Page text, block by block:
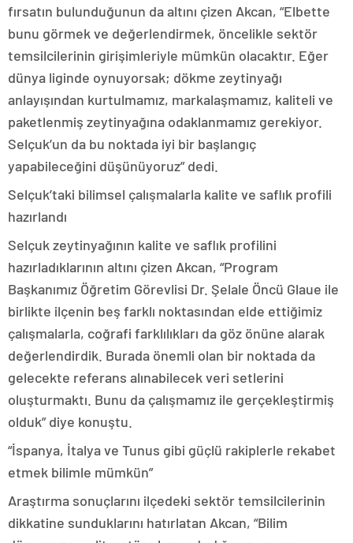
fırsatın bulunduğunun da altını çizen Akcan, “Elbette
bunu görmek ve değerlendirmek, öncelikle sektör
temsilcilerinin girişimleriyle mümkün olacaktır. Eğer
dünya liginde oynuyorsak; dökme zeytinyağı
anlayışından kurtulmamız, markalaşmamız, kaliteli ve
paketlenmiş zeytinyağına odaklanmamız gerekiyor.
Selçuk’un da bu noktada iyi bir başlangıç
yapabileceğini düşünüyoruz” dedi.
Selçuk’taki bilimsel çalışmalarla kalite ve saflık profili
hazırlandı
Selçuk zeytinyağının kalite ve saflık profilini
hazırladıklarının altını çizen Akcan, “Program
Başkanımız Öğretim Görevlisi Dr. Şelale Öncü Glaue ile
birlikte ilçenin beş farklı noktasından elde ettiğimiz
çalışmalarla, coğrafi farklılıkları da göz önüne alarak
değerlendirdik. Burada önemli olan bir noktada da
gelecekte referans alınabilecek veri setlerini
oluşturmaktı. Bunu da çalışmamız ile gerçekleştirmiş
olduk” diye konuştu.
“İspanya, İtalya ve Tunus gibi güçlü rakiplerle rekabet
etmek bilimle mümkün”
Araştırma sonuçlarını ilçedeki sektör temsilcilerinin
dikkatine sunduklarını hatırlatan Akcan, “Bilim